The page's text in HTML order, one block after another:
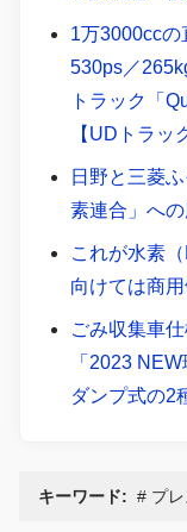
1万3000cc
530ps／
トラック「
【UDトラッ
日野と三菱
素連合」へ
これが水素
向けては商
ごみ収集車
「2023
ダンプ式の2
キーワード: プレ